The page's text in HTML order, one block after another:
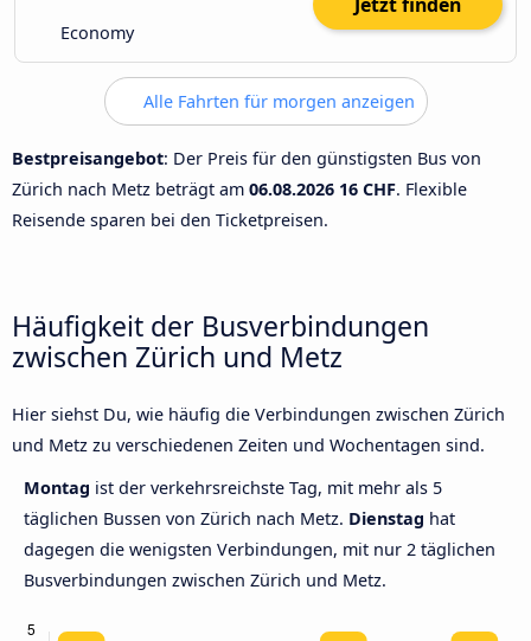
Economy
Alle Fahrten für morgen anzeigen
Bestpreisangebot: Der Preis für den günstigsten Bus von
Zürich nach Metz beträgt am 06.08.2026 16 CHF. Flexible
Reisende sparen bei den Ticketpreisen.
Häufigkeit der Busverbindungen
zwischen Zürich und Metz
Hier siehst Du, wie häufig die Verbindungen zwischen Zürich
und Metz zu verschiedenen Zeiten und Wochentagen sind.
Montag ist der verkehrsreichste Tag, mit mehr als 5
täglichen Bussen von Zürich nach Metz. Dienstag hat
dagegen die wenigsten Verbindungen, mit nur 2 täglichen
Busverbindungen zwischen Zürich und Metz.